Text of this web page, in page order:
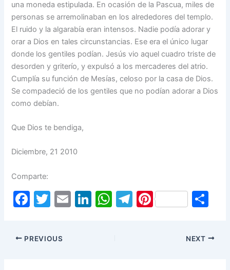
una moneda estipulada. En ocasión de la Pascua, miles de
personas se arremolinaban en los alrededores del templo.
El ruido y la algarabía eran intensos. Nadie podía adorar y
orar a Dios en tales circunstancias. Ese era el único lugar
donde los gentiles podían. Jesús vio aquel cuadro triste de
desorden y griterío, y expulsó a los mercaderes del atrio.
Cumplía su función de Mesías, celoso por la casa de Dios.
Se compadeció de los gentiles que no podían adorar a Dios
como debían.
Que Dios te bendiga,
Diciembre, 21 2010
Comparte:
F
c
e
T
itt
er
E
Li W T Pi
ar
PREVIOUS NEXT